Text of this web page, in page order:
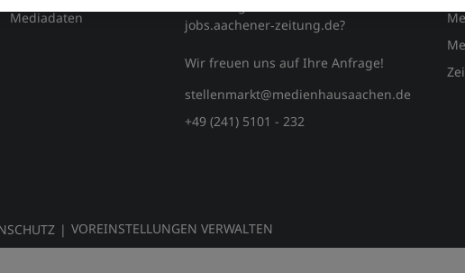
Mediadaten
jobs.aachener‑zeitung.de?
Wir freuen uns auf Ihre Anfrage!
stellenmarkt@medienhausaachen.de
+49 (241) 5101 - 232
| VOREINSTELLUNGEN VERWALTEN